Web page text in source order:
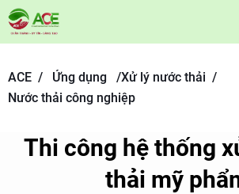
ACE / Ứng dụng /Xử lý nước thải /
Nước thải công nghiệp
Thi công hệ thống
thải mỹ